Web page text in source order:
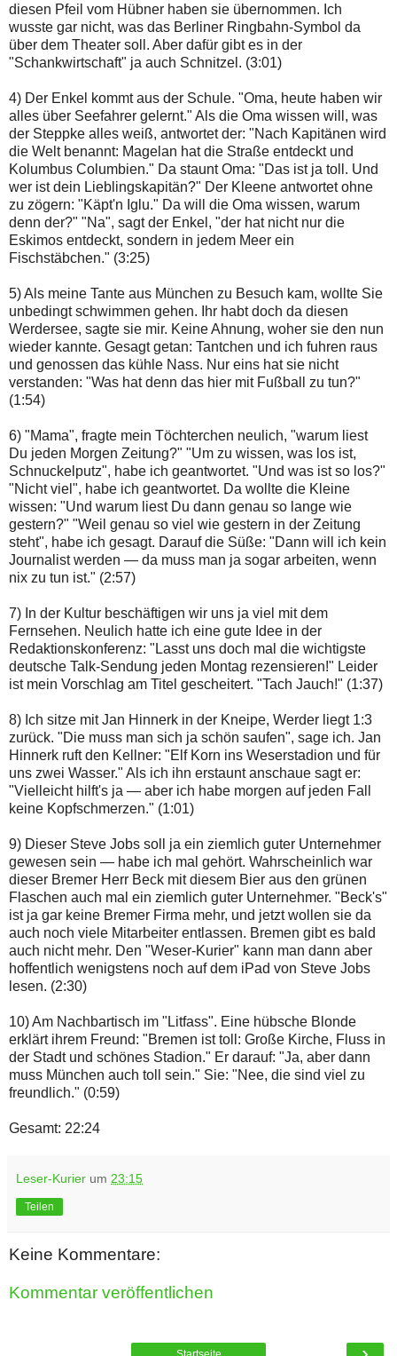
diesen Pfeil vom Hübner haben sie übernommen. Ich
wusste gar nicht, was das Berliner Ringbahn-Symbol da
über dem Theater soll. Aber dafür gibt es in der
"Schankwirtschaft" ja auch Schnitzel. (3:01)
4) Der Enkel kommt aus der Schule. "Oma, heute haben wir
alles über Seefahrer gelernt." Als die Oma wissen will, was
der Steppke alles weiß, antwortet der: "Nach Kapitänen wird
die Welt benannt: Magelan hat die Straße entdeckt und
Kolumbus Columbien." Da staunt Oma: "Das ist ja toll. Und
wer ist dein Lieblingskapitän?" Der Kleene antwortet ohne
zu zögern: "Käpt'n Iglu." Da will die Oma wissen, warum
denn der?" "Na", sagt der Enkel, "der hat nicht nur die
Eskimos entdeckt, sondern in jedem Meer ein
Fischstäbchen." (3:25)
5) Als meine Tante aus München zu Besuch kam, wollte Sie
unbedingt schwimmen gehen. Ihr habt doch da diesen
Werdersee, sagte sie mir. Keine Ahnung, woher sie den nun
wieder kannte. Gesagt getan: Tantchen und ich fuhren raus
und genossen das kühle Nass. Nur eins hat sie nicht
verstanden: "Was hat denn das hier mit Fußball zu tun?"
(1:54)
6) "Mama", fragte mein Töchterchen neulich, "warum liest
Du jeden Morgen Zeitung?" "Um zu wissen, was los ist,
Schnuckelputz", habe ich geantwortet. "Und was ist so los?"
"Nicht viel", habe ich geantwortet. Da wollte die Kleine
wissen: "Und warum liest Du dann genau so lange wie
gestern?" "Weil genau so viel wie gestern in der Zeitung
steht", habe ich gesagt. Darauf die Süße: "Dann will ich kein
Journalist werden — da muss man ja sogar arbeiten, wenn
nix zu tun ist." (2:57)
7) In der Kultur beschäftigen wir uns ja viel mit dem
Fernsehen. Neulich hatte ich eine gute Idee in der
Redaktionskonferenz: "Lasst uns doch mal die wichtigste
deutsche Talk-Sendung jeden Montag rezensieren!" Leider
ist mein Vorschlag am Titel gescheitert. "Tach Jauch!" (1:37)
8) Ich sitze mit Jan Hinnerk in der Kneipe, Werder liegt 1:3
zurück. "Die muss man sich ja schön saufen", sage ich. Jan
Hinnerk ruft den Kellner: "Elf Korn ins Weserstadion und für
uns zwei Wasser." Als ich ihn erstaunt anschaue sagt er:
"Vielleicht hilft's ja — aber ich habe morgen auf jeden Fall
keine Kopfschmerzen." (1:01)
9) Dieser Steve Jobs soll ja ein ziemlich guter Unternehmer
gewesen sein — habe ich mal gehört. Wahrscheinlich war
dieser Bremer Herr Beck mit diesem Bier aus den grünen
Flaschen auch mal ein ziemlich guter Unternehmer. "Beck's"
ist ja gar keine Bremer Firma mehr, und jetzt wollen sie da
auch noch viele Mitarbeiter entlassen. Bremen gibt es bald
auch nicht mehr. Den "Weser-Kurier" kann man dann aber
hoffentlich wenigstens noch auf dem iPad von Steve Jobs
lesen. (2:30)
10) Am Nachbartisch im "Litfass". Eine hübsche Blonde
erklärt ihrem Freund: "Bremen ist toll: Große Kirche, Fluss in
der Stadt und schönes Stadion." Er darauf: "Ja, aber dann
muss München auch toll sein." Sie: "Nee, die sind viel zu
freundlich." (0:59)
Gesamt: 22:24
Leser-Kurier um 23:15
Teilen
Keine Kommentare:
Kommentar veröffentlichen